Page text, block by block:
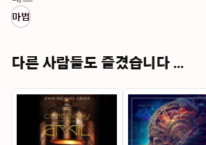
마법
다른 사람들도 즐겼습니다 ...